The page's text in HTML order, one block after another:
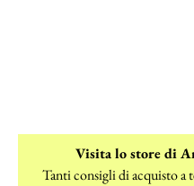
Visita lo store di
Tanti consigli di acquisto a